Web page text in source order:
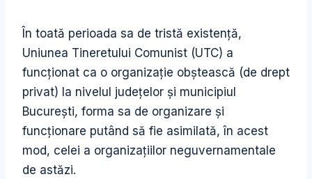
În toată perioada sa de tristă existenţă,
Uniunea Tineretului Comunist (UTC) a
funcţionat ca o organizaţie obştească (de drept
privat) la nivelul judeţelor şi municipiul
Bucureşti, forma sa de organizare şi
funcţionare putând să fie asimilată, în acest
mod, celei a organizaţiilor neguvernamentale
de astăzi.